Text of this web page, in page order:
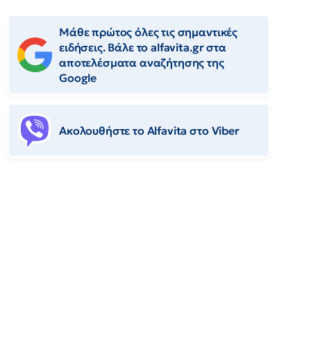
Μάθε πρώτος όλες τις σημαντικές
ειδήσεις. Βάλε το alfavita.gr στα
αποτελέσματα αναζήτησης της
Google
Ακολουθήστε το Αlfavita στο Viber